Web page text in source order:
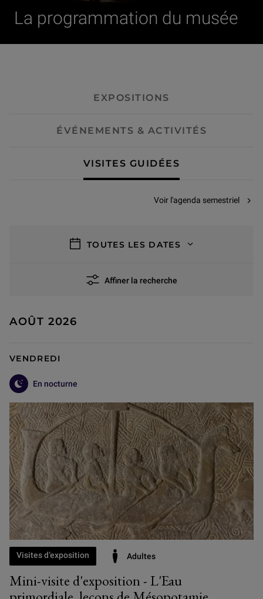
La programmation du musée
EXPOSITIONS
ÉVÉNEMENTS & ACTIVITÉS
VISITES GUIDÉES
Voir l'agenda semestriel
TOUTES LES DATES
Affiner la recherche
AOÛT 2026
VENDREDI
En nocturne
Mini-visite d'exposition - L'Eau
Visites d’exposition Adultes